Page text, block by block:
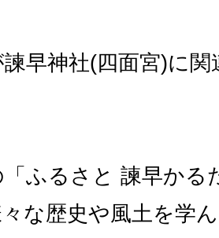
早神社(四面宮)に
ふるさと 諫早かる
な歴史や風土を学